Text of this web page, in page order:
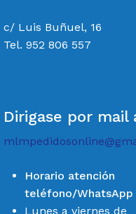
c/ Luis Buñuel, 16
Tel. 952 806 557
Dirigase por mail
Horario atención
teléfono/WhatsApp
Lunes a viernes de